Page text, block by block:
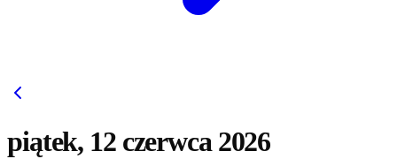
piątek, 12 czerwca 2026